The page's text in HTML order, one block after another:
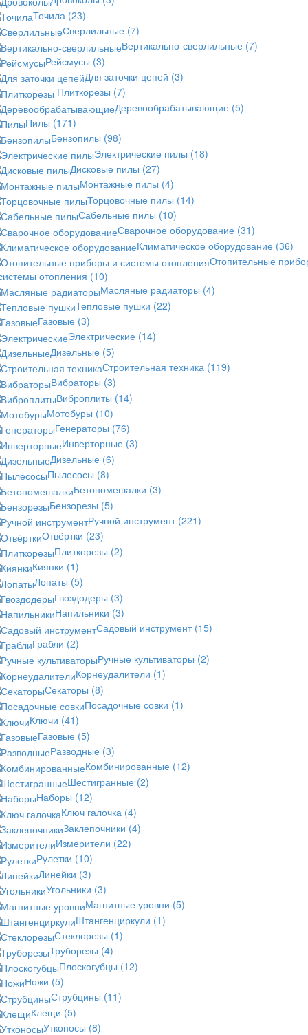
Точила (23)
Сверлильные (7)
Вертикально-сверлильные (7)
Рейсмусы (3)
Для заточки цепей (3)
Плиткорезы (7)
Деревообрабатывающие (5)
Пилы (171)
Бензопилы (98)
Электрические пилы (18)
Дисковые пилы (27)
Монтажные пилы (4)
Торцовочные пилы (14)
Сабельные пилы (10)
Сварочное оборудование (31)
Климатическое оборудование (36)
Отопительные
отопления (10)
Масляные радиаторы (4)
Тепловые пушки (22)
Газовые (3)
Электрические (14)
Дизельные (5)
Строительная техника (119)
Вибраторы (3)
Виброплиты (14)
Мотобуры (10)
Генераторы (76)
Инверторные (3)
Дизельные (6)
Пылесосы (8)
Бетономешалки (3)
Бензорезы (5)
Ручной инструмент (221)
Отвёртки (23)
Плиткорезы (2)
Киянки (1)
Лопаты (5)
Гвоздодеры (3)
Напильники (3)
Садовый инструмент (15)
Грабли (2)
Ручные культиваторы (2)
Корнеудалители (1)
Секаторы (8)
Посадочные совки (1)
Ключи (41)
Газовые (5)
Разводные (3)
Комбинированные (12)
Шестигранные (2)
Наборы (12)
Ключ галочка (4)
Заклепочники (4)
Измерители (22)
Рулетки (10)
Линейки (3)
Угольники (3)
Магнитные уровни (5)
Штангенциркули (1)
Стеклорезы (1)
Труборезы (4)
Плоскогубцы (12)
Ножи (5)
Струбцины (11)
Клещи (5)
Утконосы (8)